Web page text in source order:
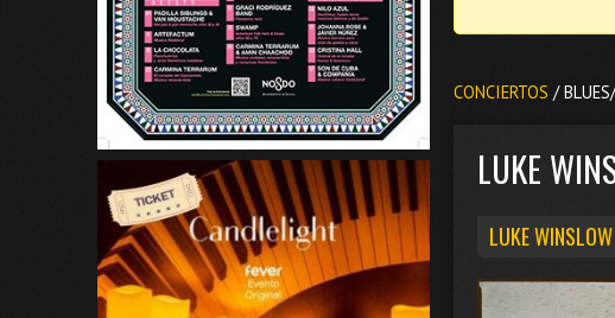
CONCIERTOS /
LUKE
LUKE